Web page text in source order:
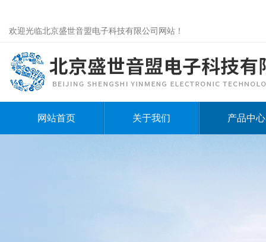
欢迎光临北京盛世音盟电子科技有限公司网站！
网站首页 关于我们 产品中心